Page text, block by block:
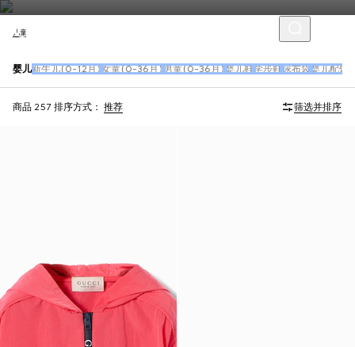
儿童
婴儿新生儿(0-12月) 女童(0-36月) 男童(0-36月) 婴儿鞋 学步鞋 尿布袋 婴儿配饰
商品 257 排序方式： 推荐 筛选并排序